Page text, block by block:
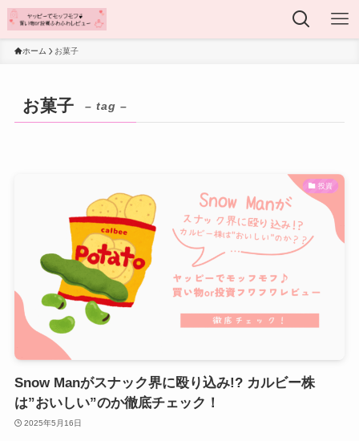
ホーム お菓子
お菓子 – tag –
投資
Snow Manがスナック界に殴り込み!? カルビー株
は”おいしい”のか徹底チェック！
2025年5月16日